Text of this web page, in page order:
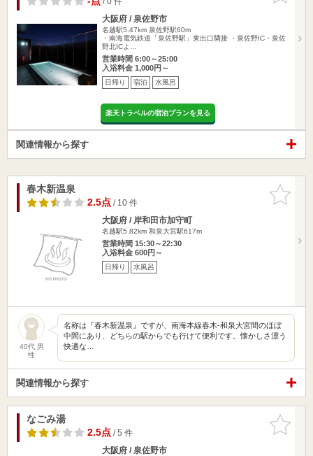
大阪府 / 泉佐野市
名越駅5.47km 泉佐野駅60m
・南海電気鉄道「泉佐野駅」東出口隣接 ・泉佐野IC・泉佐
野北ICよ…
営業時間 6:00～25:00
入浴料金 1,000円～
日帰り 宿泊 水風呂
楽天トラベルの宿泊プランを見る
関連情報から探す
お気に入
りに追加
春木新温泉
2.5点/ 10 件
大阪府 / 岸和田市加守町
名越駅5.82km 和泉大宮駅617m
営業時間 15:30～22:30
入浴料金 600円～
日帰り 水風呂
40代 男
性
名称は『春木新温泉』ですが、南海本線春木-和泉大宮間のほぼ
中間にあり、どちらの駅からでも行けて便利です。懐かしさ漂う
快適な…
関連情報から探す
お気に入
りに追加
なごみ湯
2.5点/ 5 件
大阪府 / 泉佐野市